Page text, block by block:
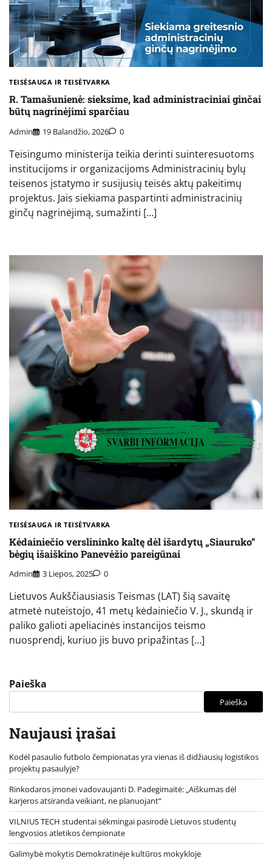
TEISĖSAUGA IR TEISĖTVARKA
R. Tamašunienė: sieksime, kad administraciniai ginčai
būtų nagrinėjimi sparčiau
Admin 19 Balandžio, 2026 0
Teisingumo ministerija teikia derinti suinteresuotoms
institucijoms ir organizacijoms Administracinių bylų
teisenos įstatymo ir susijusių teisės aktų pakeitimų
projektus. Jais siekiama paspartinti administracinių
ginčų nagrinėjimą, sumažinti […]
TEISĖSAUGA IR TEISĖTVARKA
Kėdainiečio verslininko kaltę dėl išardytų „Siauruko“
bėgių išaiškino Panevėžio pareigūnai
Admin 3 Liepos, 2025 0
Lietuvos Aukščiausiasis Teismas (LAT) šią savaitę
atmetė nuteistojo, 41 metų kėdainiečio V. J., skundą ir
paliko galioti apeliacinės instancijos teismo
nuosprendį, kuriuo jis buvo pripažintas […]
Paieška
Paieška
Naujausi įrašai
Kodėl pasaulio futbolo čempionatas yra vienas iš didžiausių logistikos
projektų pasaulyje?
Rinkodaros įmonei vadovaujanti D. Padegimaitė: „Aiškumas dėl
karjeros atsiranda veikiant, ne planuojant“
VILNIUS TECH studentai sėkmingai pasirodė Lietuvos studentų
lengvosios atletikos čempionate
Galimybė mokytis Demokratinėje kultūros mokykloje